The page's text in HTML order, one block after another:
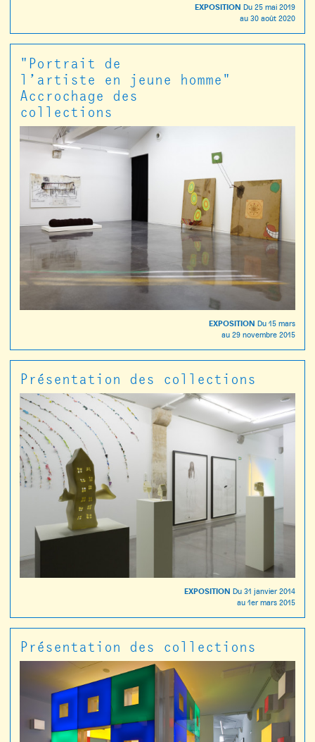
EXPOSITION Du 25 mai 2019
au 30 août 2020
"Portrait de
l’artiste en jeune homme"
Accrochage des
collections
EXPOSITION Du 15 mars
au 29 novembre 2015
Présentation des collections
EXPOSITION Du 31 janvier 2014
au 1er mars 2015
Présentation des collections